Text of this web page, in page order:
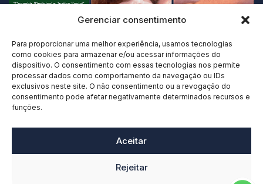
Gerenciar consentimento
Para proporcionar uma melhor experiência, usamos tecnologias
como cookies para armazenar e/ou acessar informações do
dispositivo. O consentimento com essas tecnologias nos permite
processar dados como comportamento da navegação ou IDs
exclusivos neste site. O não consentimento ou a revogação do
consentimento pode afetar negativamente determinados recursos e
funções.
Aceitar
Rejeitar